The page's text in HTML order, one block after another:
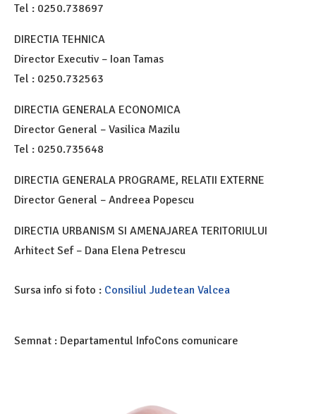
Tel : 0250.738697
DIRECTIA TEHNICA
Director Executiv – Ioan Tamas
Tel : 0250.732563
DIRECTIA GENERALA ECONOMICA
Director General – Vasilica Mazilu
Tel : 0250.735648
DIRECTIA GENERALA PROGRAME, RELATII EXTERNE
Director General – Andreea Popescu
DIRECTIA URBANISM SI AMENAJAREA TERITORIULUI
Arhitect Sef – Dana Elena Petrescu
Sursa info si foto : Consiliul Judetean Valcea
Semnat : Departamentul InfoCons comunicare